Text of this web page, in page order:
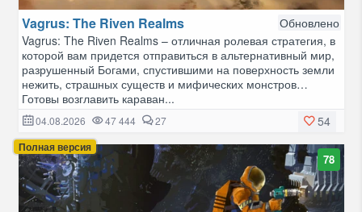
Vagrus: The Riven Realms
Обновлено
Vagrus: The Riven Realms – отличная ролевая стратегия, в
которой вам придется отправиться в альтернативный мир,
разрушенный Богами, спустившими на поверхность земли
нежить, страшных существ и мифических монстров…
Готовы возглавить караван...
54
04.08.2026 47 444 27
Полная версия
78